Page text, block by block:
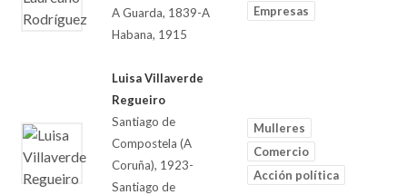
A Guarda, 1839-A
Habana, 1915
Empresas
Luisa Villaverde
Regueiro
Santiago de
Compostela (A
Coruña), 1923-
Santiago de
Mulleres
Comercio
Acción política